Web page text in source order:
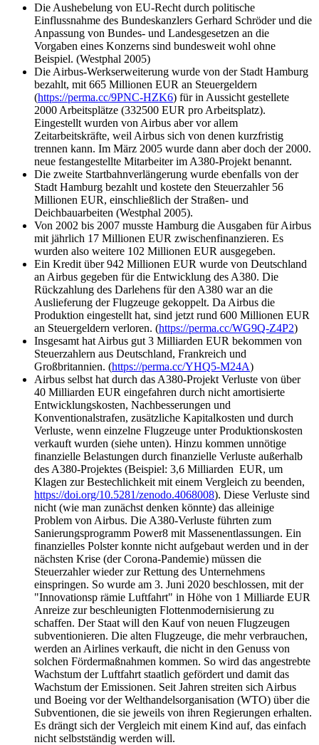
Die Aushebelung von EU-Recht durch politische
Einflussnahme des Bundeskanzlers Gerhard Schröder und die
Anpassung von Bundes- und Landesgesetzen an die
Vorgaben eines Konzerns sind bundesweit wohl ohne
Beispiel. (Westphal 2005)
Die Airbus-Werkserweiterung wurde von der Stadt Hamburg
bezahlt, mit 665 Millionen EUR an Steuergeldern
(https://perma.cc/9PNC-HZK6) für in Aussicht gestellete
2000 Arbeitsplätze (332500 EUR pro Arbeitsplatz).
Eingestellt wurden von Airbus aber vor allem
Zeitarbeitskräfte, weil Airbus sich von denen kurzfristig
trennen kann. Im März 2005 wurde dann aber doch der 2000.
neue festangestellte Mitarbeiter im A380-Projekt benannt.
Die zweite Startbahnverlängerung wurde ebenfalls von der
Stadt Hamburg bezahlt und kostete den Steuerzahler 56
Millionen EUR, einschließlich der Straßen- und
Deichbauarbeiten (Westphal 2005).
Von 2002 bis 2007 musste Hamburg die Ausgaben für Airbus
mit jährlich 17 Millionen EUR zwischenfinanzieren. Es
wurden also weitere 102 Millionen EUR ausgegeben.
Ein Kredit über 942 Millionen EUR wurde von Deutschland
an Airbus gegeben für die Entwicklung des A380. Die
Rückzahlung des Darlehens für den A380 war an die
Auslieferung der Flugzeuge gekoppelt. Da Airbus die
Produktion eingestellt hat, sind jetzt rund 600 Millionen EUR
an Steuergeldern verloren. (https://perma.cc/WG9Q-Z4P2)
Insgesamt hat Airbus gut 3 Milliarden EUR bekommen von
Steuerzahlern aus Deutschland, Frankreich und
Großbritannien. (https://perma.cc/YHQ5-M24A)
Airbus selbst hat durch das A380-Projekt Verluste von über
40 Milliarden EUR eingefahren durch nicht amortisierte
Entwicklungskosten, Nachbesserungen und
Konventionalstrafen, zusätzliche Kapitalkosten und durch
Verluste, wenn einzelne Flugzeuge unter Produktionskosten
verkauft wurden (siehe unten). Hinzu kommen unnötige
finanzielle Belastungen durch finanzielle Verluste außerhalb
des A380-Projektes (Beispiel: 3,6 Milliarden EUR, um
Klagen zur Bestechlichkeit mit einem Vergleich zu beenden,
https://doi.org/10.5281/zenodo.4068008). Diese Verluste sind
nicht (wie man zunächst denken könnte) das alleinige
Problem von Airbus. Die A380-Verluste führten zum
Sanierungsprogramm Power8 mit Massenentlassungen. Ein
finanzielles Polster konnte nicht aufgebaut werden und in der
nächsten Krise (der Corona-Pandemie) müssen die
Steuerzahler wieder zur Rettung des Unternehmens
einspringen. So wurde am 3. Juni 2020 beschlossen, mit der
"Innovationsp rämie Luftfahrt" in Höhe von 1 Milliarde EUR
Anreize zur beschleunigten Flottenmodernisierung zu
schaffen. Der Staat will den Kauf von neuen Flugzeugen
subventionieren. Die alten Flugzeuge, die mehr verbrauchen,
werden an Airlines verkauft, die nicht in den Genuss von
solchen Fördermaßnahmen kommen. So wird das angestrebte
Wachstum der Luftfahrt staatlich gefördert und damit das
Wachstum der Emissionen. Seit Jahren streiten sich Airbus
und Boeing vor der Welthandelsorganisation (WTO) über die
Subventionen, die sie jeweils von ihren Regierungen erhalten.
Es drängt sich der Vergleich mit einem Kind auf, das einfach
nicht selbstständig werden will.